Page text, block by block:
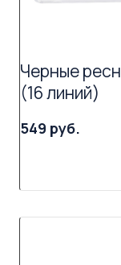
Черные
(16 линий)
549 руб.